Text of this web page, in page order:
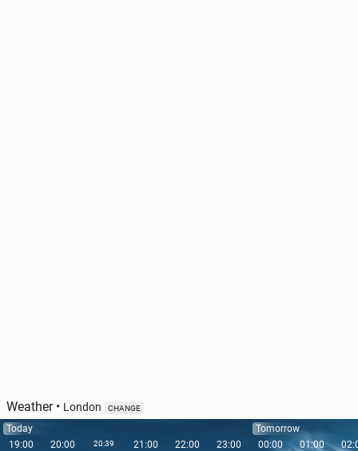
Weather• London CHANGE
Today
19:00
20:00 20:39 21:00 22:00 23:00
Tomorrow
00:00
01:00